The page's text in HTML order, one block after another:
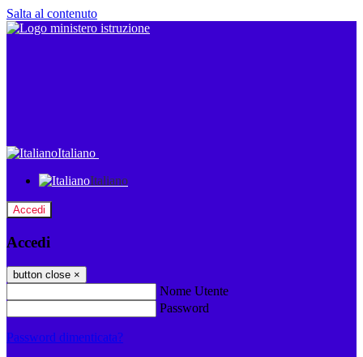
Salta al contenuto
Italiano
Italiano
Accedi
Accedi
button close ×
Nome Utente
Password
Password dimenticata?